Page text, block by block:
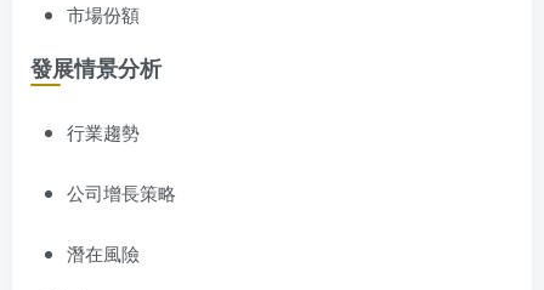
市場份額
發展情景分析
行業趨勢
公司增長策略
潛在風險